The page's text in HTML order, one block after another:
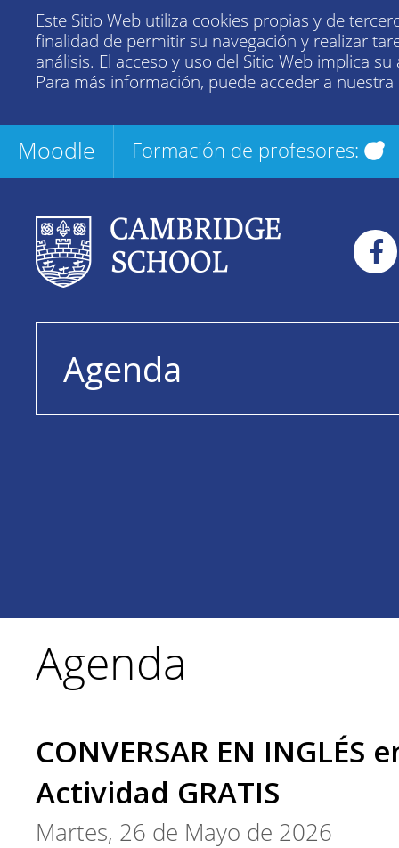
Este Sitio Web utiliza cookies propias y de
finalidad de permitir su navegación y realizar
análisis. El acceso y uso del Sitio Web implica su
Para más información, puede acceder a nuestra
Moodle Formación de profesores:
Agenda
Agenda
CONVERSAR EN INGLÉS
Actividad GRATIS
Martes, 26 de Mayo de 2026